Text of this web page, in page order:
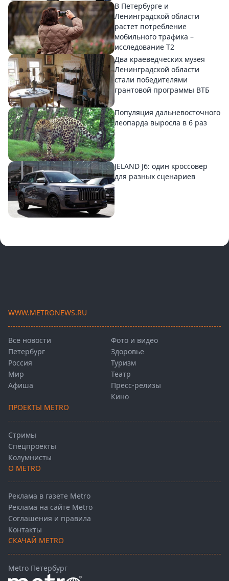
В Петербурге и
Ленинградской области
растет потребление
мобильного трафика –
исследование T2
Два краеведческих музея
Ленинградской области
стали победителями
грантовой программы ВТБ
Популяция дальневосточного
леопарда выросла в 6 раз
JELAND J6: один кроссовер
для разных сценариев
WWW.METRONEWS.RU
Все новости
Петербург
Россия
Мир
Афиша
Фото и видео
Здоровье
Туризм
Театр
Пресс-релизы
Кино
ПРОЕКТЫ METRO
Стримы
Спецпроекты
Колумнисты
О METRO
Реклама в газете Metro
Реклама на сайте Metro
Соглашения и правила
Контакты
СКАЧАЙ METRO
Metro Петербург